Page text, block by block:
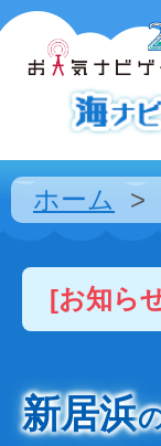
ホーム
[お知ら
新居浜